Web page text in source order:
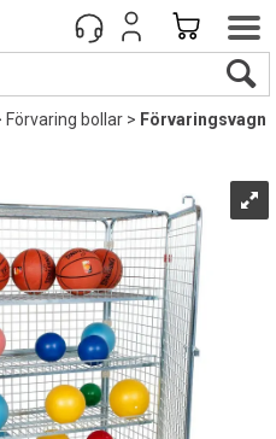
Förvaring bollar> Förvaringsvagn